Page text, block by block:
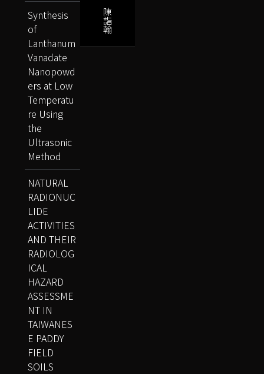
陳
詣
翰
Synthesis
of
Lanthanum
Vanadate
Nanopowd
ers at Low
Temperatu
re Using
the
Ultrasonic
Method
NATURAL
RADIONUC
LIDE
ACTIVITIES
AND THEIR
RADIOLOG
ICAL
HAZARD
ASSESSME
NT IN
TAIWANES
E PADDY
FIELD
SOILS